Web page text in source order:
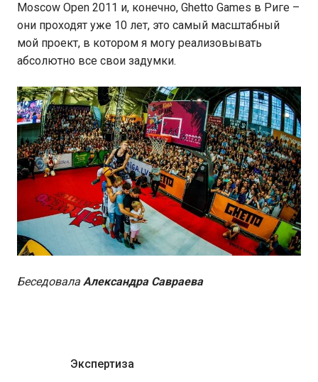
Moscow Open 2011 и, конечно, Ghetto Games в Риге –
они проходят уже 10 лет, это самый масштабный
мой проект, в котором я могу реализовывать
абсолютно все свои задумки.
Беседовала Александра Савраева
Экспертиза